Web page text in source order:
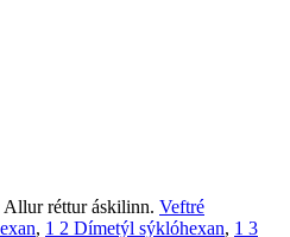
réttur áskilinn. Veftré
, 1 2 Dímetýl sýklóhexan, 1 3